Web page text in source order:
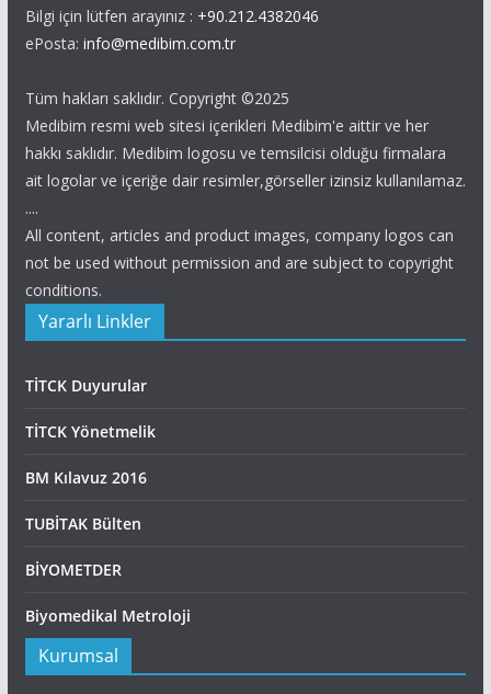
Bilgi için lütfen arayınız : +90.212.4382046
ePosta: info@medibim.com.tr
Tüm hakları saklıdır. Copyright ©2025
Medibim resmi web sitesi içerikleri Medibim'e aittir ve her
hakkı saklıdır. Medibim logosu ve temsilcisi olduğu firmalara
ait logolar ve içeriğe dair resimler,görseller izinsiz kullanılamaz.
....
All content, articles and product images, company logos can
not be used without permission and are subject to copyright
conditions.
Yararlı Linkler
TİTCK Duyurular
TİTCK Yönetmelik
BM Kılavuz 2016
TUBİTAK Bülten
BİYOMETDER
Biyomedikal Metroloji
Kurumsal